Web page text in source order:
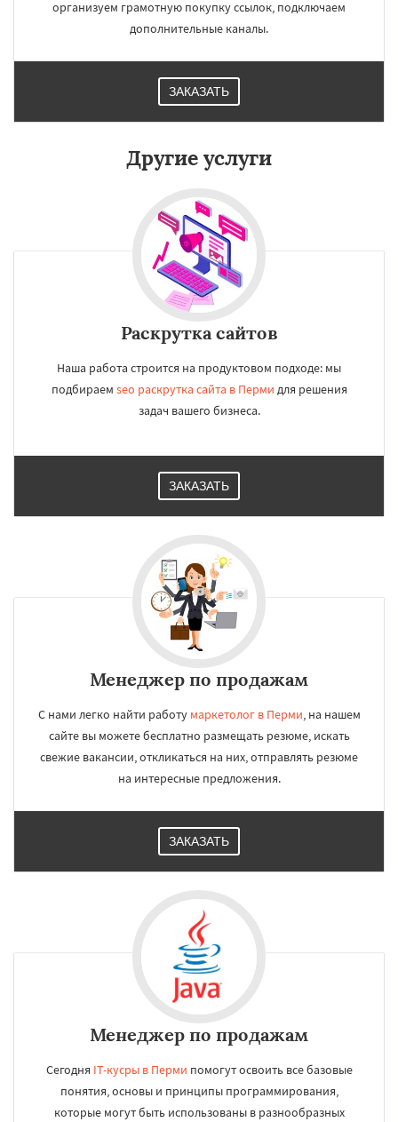
организуем грамотную покупку ссылок, подключаем
дополнительные каналы.
ЗАКАЗАТЬ
Другие услуги
Раскрутка сайтов
Наша работа строится на продуктовом подходе: мы
подбираем seo раскрутка сайта в Перми для решения
задач вашего бизнеса.
ЗАКАЗАТЬ
Менеджер по продажам
С нами легко найти работу маркетолог в Перми, на нашем
сайте вы можете бесплатно размещать резюме, искать
свежие вакансии, откликаться на них, отправлять резюме
на интересные предложения.
ЗАКАЗАТЬ
Менеджер по продажам
Сегодня IT-кусры в Перми помогут освоить все базовые
понятия, основы и принципы программирования,
которые могут быть использованы в разнообразных